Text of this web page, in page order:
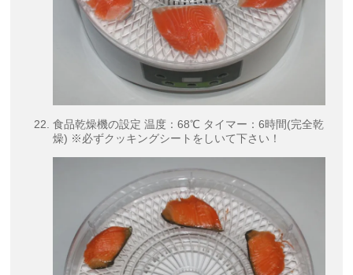
食品乾燥機の設定 温度：68℃ タイマー：6時間(完全乾
燥) ※必ずクッキングシートをしいて下さい！